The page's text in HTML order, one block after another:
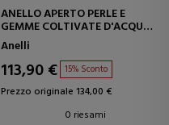
ANELLO APERTO PERLE E
GEMME COLTIVATE D'ACQUA
DOLCE 163146C01
Anelli
113,90 € 15% Sconto
Prezzo originale 134,00 €
0 riesami